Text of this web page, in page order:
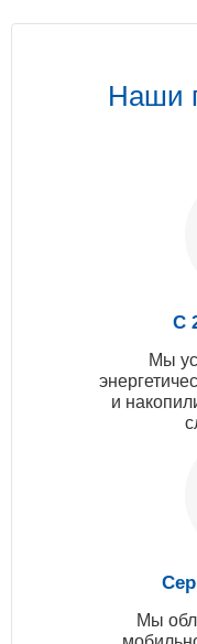
Наши
С
Мы
и
Мы